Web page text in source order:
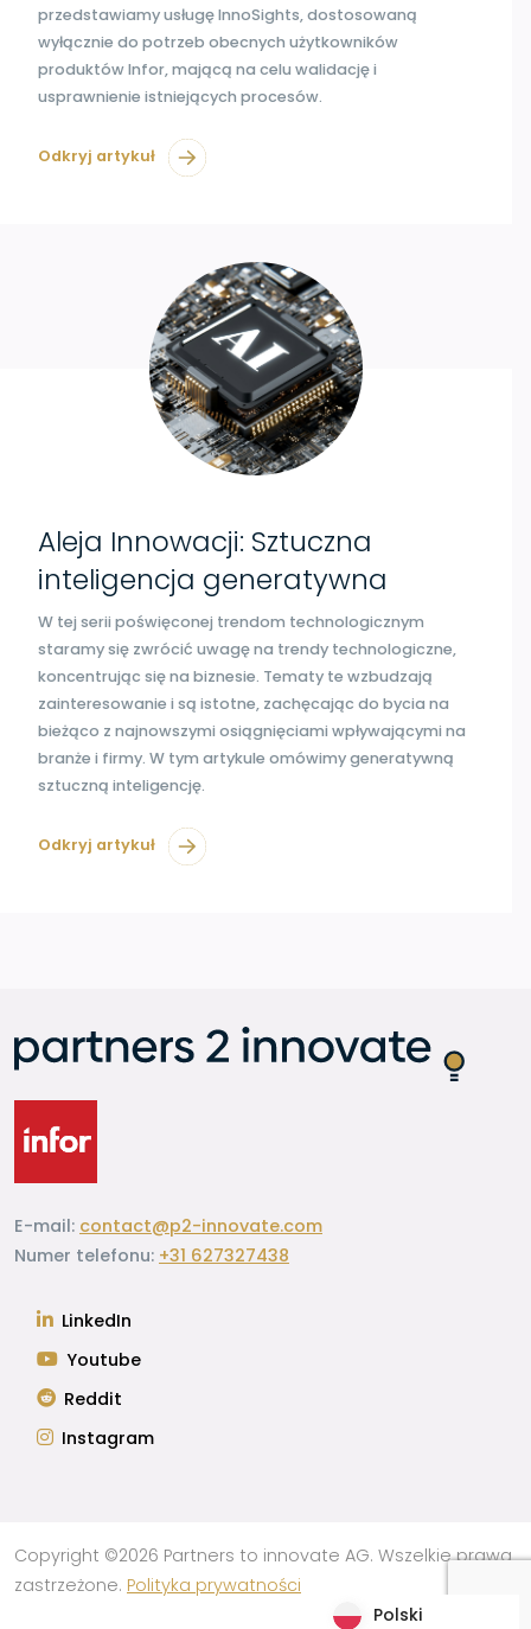
przedstawiamy usługę InnoSights, dostosowaną
wyłącznie do potrzeb obecnych użytkowników
produktów Infor, mającą na celu walidację i
usprawnienie istniejących procesów.
Odkryj artykuł
Aleja Innowacji: Sztuczna
inteligencja generatywna
W tej serii poświęconej trendom technologicznym
staramy się zwrócić uwagę na trendy technologiczne,
koncentrując się na biznesie. Tematy te wzbudzają
zainteresowanie i są istotne, zachęcając do bycia na
bieżąco z najnowszymi osiągnięciami wpływającymi na
branże i firmy. W tym artykule omówimy generatywną
sztuczną inteligencję.
Odkryj artykuł
E-mail: contact@p2-innovate.com
Numer telefonu: +31 627327438
LinkedIn
Youtube
Reddit
Instagram
Copyright ©2026 Partners to innovate AG. Wszelkie prawa
zastrzeżone. Polityka prywatności
Polski
Polski